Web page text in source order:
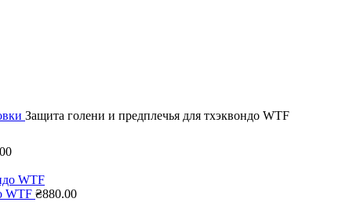
Защита голени и предплечья для тхэквондо WTF
WTF ₴880.00